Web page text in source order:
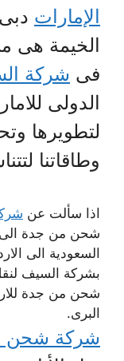
الإمارات
الخيمة هى
فى شركة
الدولى
لتطويرها
وطاقاتنا
اذا سألت عن
شحن من جدة
السعودية الى
بشركة السيف
شحن من جدة
البرى.
شركة شحن